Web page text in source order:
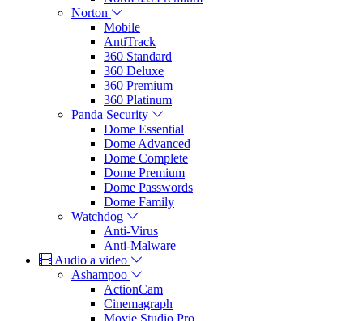
Norton
Mobile
AntiTrack
360 Standard
360 Deluxe
360 Premium
360 Platinum
Panda Security
Dome Essential
Dome Advanced
Dome Complete
Dome Premium
Dome Passwords
Dome Family
Watchdog
Anti-Virus
Anti-Malware
Audio a video
Ashampoo
ActionCam
Cinemagraph